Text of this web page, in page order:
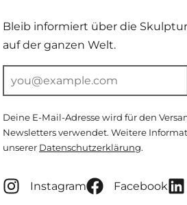
Bleib informiert über die
auf der ganzen Welt.
Deine E-Mail-Adresse wird für den
Newsletters verwendet. Weitere
unserer Datenschutzerklärung.
Instagram Facebook